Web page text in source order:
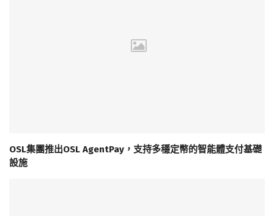
OSL集團推出OSL AgentPay，支持多穩定幣的智能體支付基礎
設施